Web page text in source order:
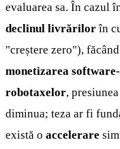
evaluarea sa. În cazul
declinul livrărilorîn
"creștere zero"),
monetizarea
robotaxelor,
diminua; teza ar fi
există o accelerare